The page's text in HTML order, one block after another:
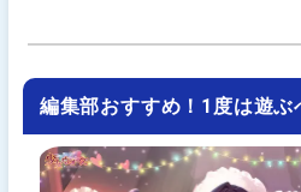
編集部おすすめ！1度は遊ぶ